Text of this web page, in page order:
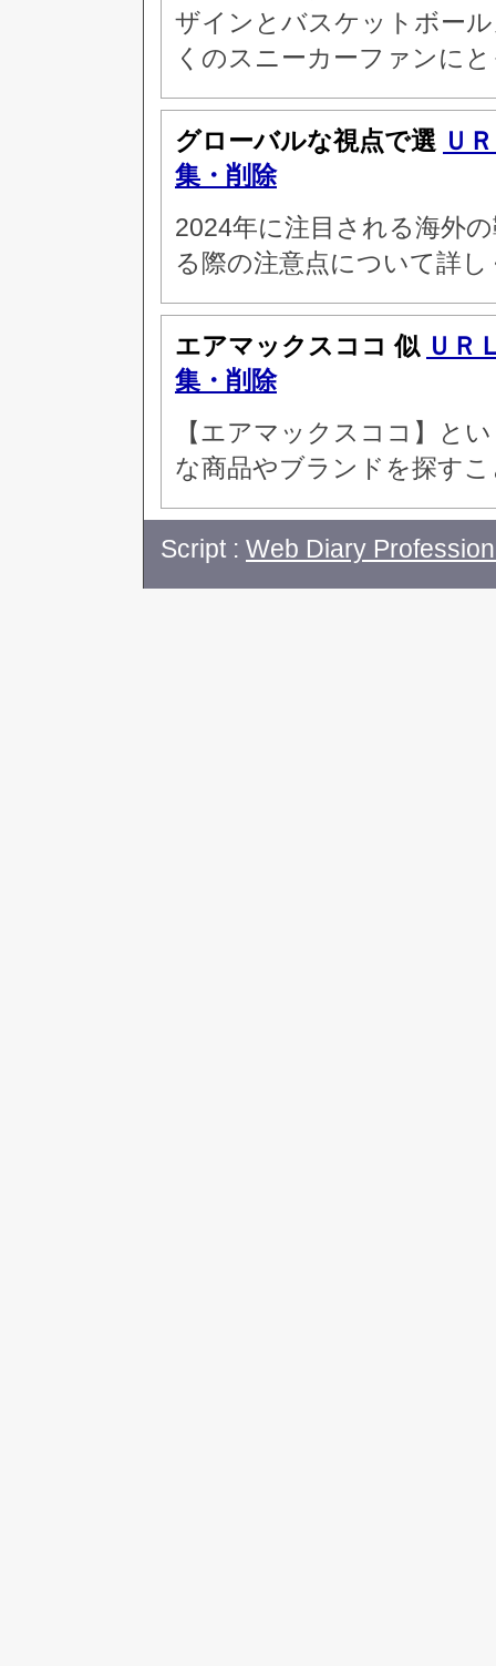
ザインとバスケットボー
くのスニーカーファンに
グローバルな視点で選 Ｕ
集・削除
2024年に注目される海外
る際の注意点について詳
エアマックスココ 似 ＵＲ
集・削除
【エアマックスココ】と
な商品やブランドを探す
Script : Web Diary